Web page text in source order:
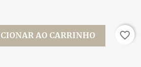
AO CARRINHO favorite_border